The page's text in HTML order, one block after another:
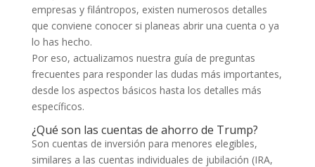
empresas y filántropos, existen numerosos detalles
que conviene conocer si planeas abrir una cuenta o ya
lo has hecho.
Por eso, actualizamos nuestra guía de preguntas
frecuentes para responder las dudas más importantes,
desde los aspectos básicos hasta los detalles más
específicos.
¿Qué son las cuentas de ahorro de Trump?
Son cuentas de inversión para menores elegibles,
similares a las cuentas individuales de jubilación (IRA,